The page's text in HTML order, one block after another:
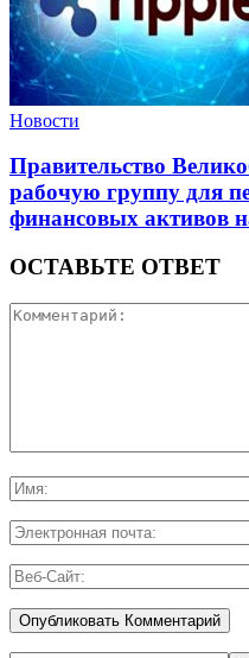
Новости
Правительство
рабочую группу для
финансовых активов
ОСТАВЬТЕ ОТВЕТ